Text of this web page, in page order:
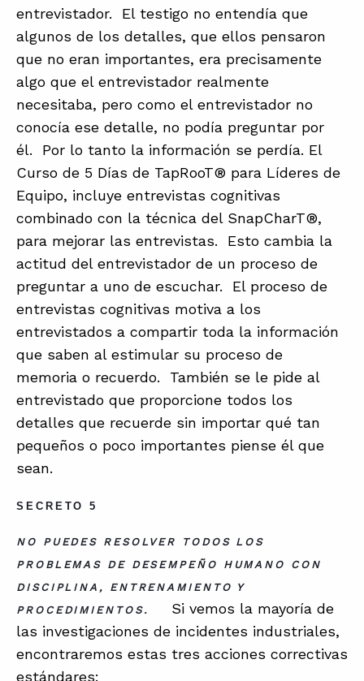
entrevistador. El testigo no entendía que
algunos de los detalles, que ellos pensaron
que no eran importantes, era precisamente
algo que el entrevistador realmente
necesitaba, pero como el entrevistador no
conocía ese detalle, no podía preguntar por
él. Por lo tanto la información se perdía. El
Curso de 5 Días de TapRooT® para Líderes de
Equipo, incluye entrevistas cognitivas
combinado con la técnica del SnapCharT®,
para mejorar las entrevistas. Esto cambia la
actitud del entrevistador de un proceso de
preguntar a uno de escuchar. El proceso de
entrevistas cognitivas motiva a los
entrevistados a compartir toda la información
que saben al estimular su proceso de
memoria o recuerdo. También se le pide al
entrevistado que proporcione todos los
detalles que recuerde sin importar qué tan
pequeños o poco importantes piense él que
sean.
SECRETO 5
NO PUEDES RESOLVER TODOS LOS
PROBLEMAS DE DESEMPEÑO HUMANO CON
DISCIPLINA, ENTRENAMIENTO Y
PROCEDIMIENTOS.
Si vemos la mayoría de
las investigaciones de incidentes industriales,
encontraremos estas tres acciones correctivas
estándares: